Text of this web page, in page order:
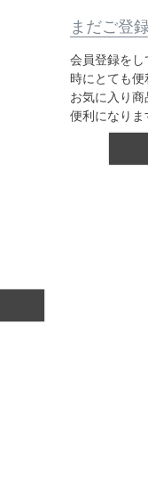
まだご登
会員登録を
時にとても便
お気に入り
便利になりま